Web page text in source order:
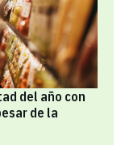
del año con
de la